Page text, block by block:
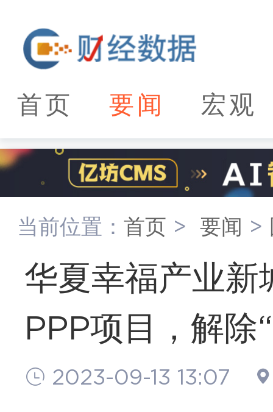
首页 要闻 宏观
当前位置： 首页 > 要闻 >
华夏幸福产业新
PPP项目，解除
2023-09-13 13:07